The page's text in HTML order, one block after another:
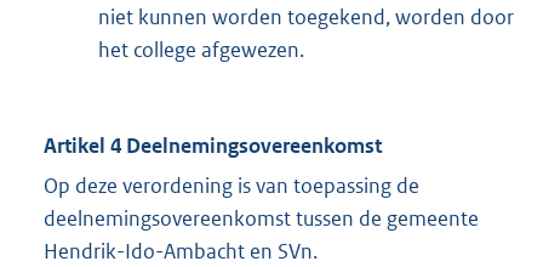
niet kunnen worden toegekend, worden door
het college afgewezen.
Artikel 4 Deelnemingsovereenkomst
Op deze verordening is van toepassing de
deelnemingsovereenkomst tussen de gemeente
Hendrik-Ido-Ambacht en SVn.